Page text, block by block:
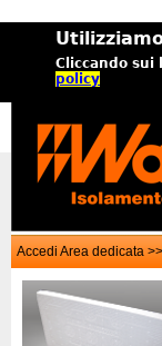
Cliccando
policy
Accedi Area dedicata >>